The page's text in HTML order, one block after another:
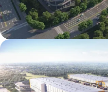
Mapletree Jizhou
Intelligent